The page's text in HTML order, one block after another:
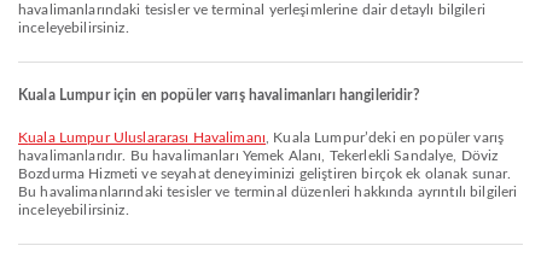
havalimanlarındaki tesisler ve terminal yerleşimlerine dair detaylı bilgileri
inceleyebilirsiniz.
Kuala Lumpur için en popüler varış havalimanları hangileridir?
Kuala Lumpur Uluslararası Havalimanı , Kuala Lumpur’deki en popüler varış
havalimanlarıdır. Bu havalimanları Yemek Alanı, Tekerlekli Sandalye, Döviz
Bozdurma Hizmeti ve seyahat deneyiminizi geliştiren birçok ek olanak sunar.
Bu havalimanlarındaki tesisler ve terminal düzenleri hakkında ayrıntılı bilgileri
inceleyebilirsiniz.